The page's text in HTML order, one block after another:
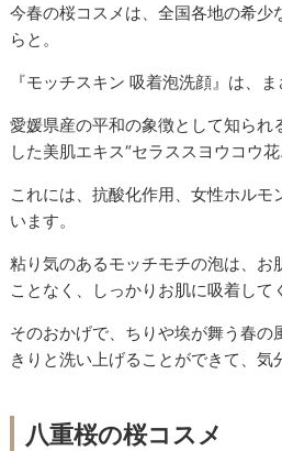
今春の桜コスメは、全国各地の希少
らと。
『モッチスキン 吸着泡洗顔』は、ま
愛媛県産の平和の象徴として知られ
した美肌エキス“セラススヨウコウ花
これには、抗酸化作用、女性ホルモ
います。
粘り気のあるモッチモチの泡は、お
ことなく、しっかりお肌に吸着して
そのおかげで、ちりや埃が舞う春の
きりと洗い上げることができて、気
八重桜の桜コスメ